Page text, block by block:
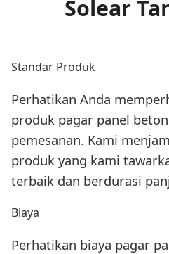
Solear
Standar Produk
Perhatikan Anda
produk pagar panel
pemesanan. Kami
produk yang kami
terbaik dan berdurasi
Biaya
Perhatikan biaya pagar